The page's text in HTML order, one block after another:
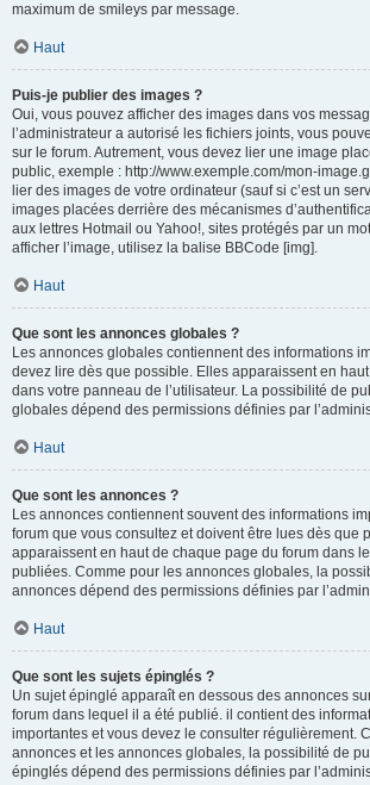
maximum de smileys par message.
Haut
Puis-je publier des images ?
Oui, vous pouvez afficher des images dans vos
l’administrateur a autorisé les fichiers joints, vous
sur le forum. Autrement, vous devez lier une image
public, exemple : http://www.exemple.com/mon-
lier des images de votre ordinateur (sauf si c’est un
images placées derrière des mécanismes
aux lettres Hotmail ou Yahoo!, sites protégés par un
afficher l’image, utilisez la balise BBCode [img].
Haut
Que sont les annonces globales ?
Les annonces globales contiennent des informations
devez lire dès que possible. Elles apparaissent en
dans votre panneau de l’utilisateur. La possibilité de
globales dépend des permissions définies par
Haut
Que sont les annonces ?
Les annonces contiennent souvent des informations
forum que vous consultez et doivent être lues dès que
apparaissent en haut de chaque page du forum dans
publiées. Comme pour les annonces globales, la
annonces dépend des permissions définies par
Haut
Que sont les sujets épinglés ?
Un sujet épinglé apparaît en dessous des annonces
forum dans lequel il a été publié. il contient des
importantes et vous devez le consulter régulièrement.
annonces et les annonces globales, la possibilité de
épinglés dépend des permissions définies par